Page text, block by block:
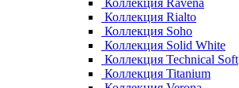
Коллекция Ravena
Коллекция Rialto
Коллекция Soho
Коллекция Solid White
Коллекция Technical Soft
Коллекция Titanium